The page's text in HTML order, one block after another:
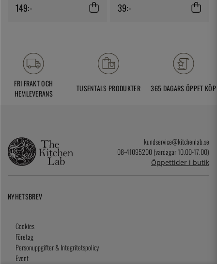
149:- 39:-
FRI FRAKT OCH
HEMLEVERANS
TUSENTALS PRODUKTER 365 DAGARS ÖPPET KÖP
kundservice@kitchenlab.se
08-41095200 (vardagar 10.00-17.00)
Öppettider i butik
NYHETSBREV
Cookies
Företag
Personuppgifter & Integritetspolicy
Event